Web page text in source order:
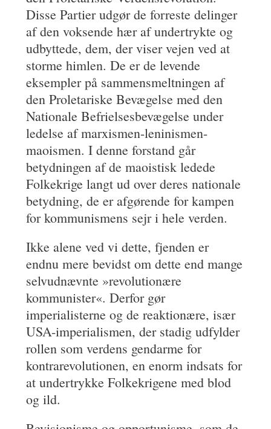
Disse Partier udgør de forreste delinger
af den voksende hær af undertrykte og
udbyttede, dem, der viser vejen ved at
storme himlen. De er de levende
eksempler på sammensmeltningen af
den Proletariske Bevægelse med den
Nationale Befrielsesbevægelse under
ledelse af marxismen-leninismen-
maoismen. I denne forstand går
betydningen af de maoistisk ledede
Folkekrige langt ud over deres nationale
betydning, de er afgørende for kampen
for kommunismens sejr i hele verden.
Ikke alene ved vi dette, fjenden er
endnu mere bevidst om dette end mange
selvudnævnte »revolutionære
kommunister«. Derfor gør
imperialisterne og de reaktionære, især
USA-imperialismen, der stadig udfylder
rollen som verdens gendarme for
kontrarevolutionen, en enorm indsats for
at undertrykke Folkekrigene med blod
og ild.